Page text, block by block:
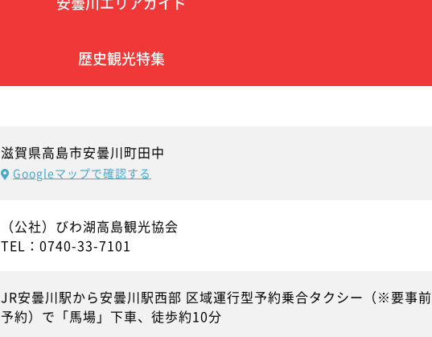
歴史観光特集
滋賀県高島市安曇川町田中
Googleマップで確認する
（公社）びわ湖高島観光協会
TEL：0740-33-7101
JR安曇川駅から安曇川駅西部 区域運行型予約乗合タクシー（※要事前
予約）で「馬場」下車、徒歩約10分